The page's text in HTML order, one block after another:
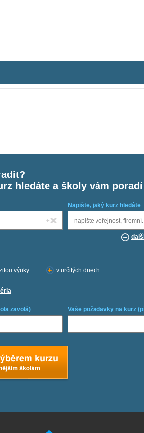
hledáte a školy vám poradí
Napište, jaký kurz hledáte
výuky v určitých dnech
zavolá) Vaše požadavky na kurz